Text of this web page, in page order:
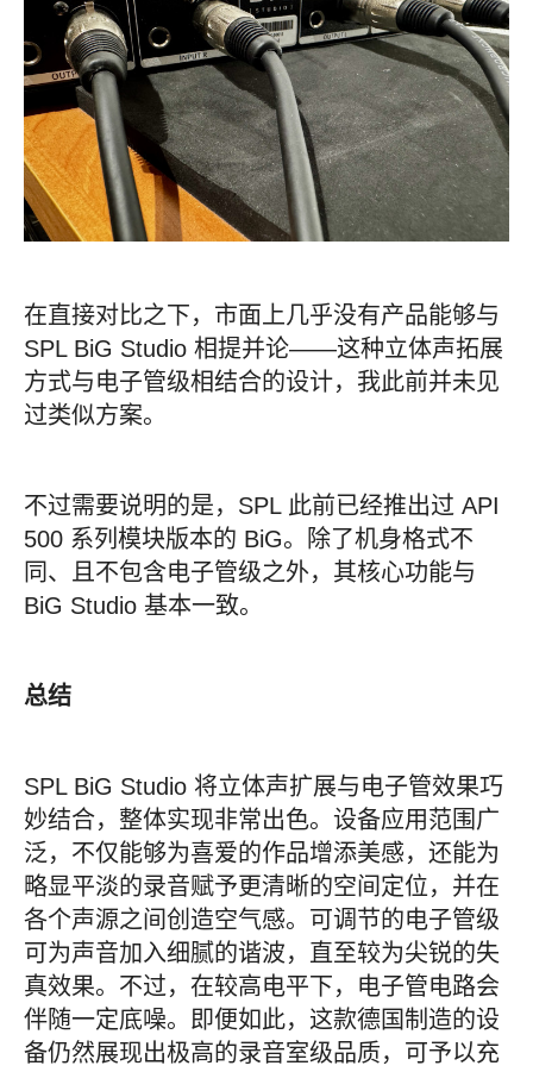
在直接对比之下，市面上几乎没有产品能够与
SPL BiG Studio 相提并论——这种立体声拓展
方式与电子管级相结合的设计，我此前并未见
过类似方案。
不过需要说明的是，SPL 此前已经推出过 API
500 系列模块版本的 BiG。除了机身格式不
同、且不包含电子管级之外，其核心功能与
BiG Studio 基本一致。
总结
SPL BiG Studio 将立体声扩展与电子管效果巧
妙结合，整体实现非常出色。设备应用范围广
泛，不仅能够为喜爱的作品增添美感，还能为
略显平淡的录音赋予更清晰的空间定位，并在
各个声源之间创造空气感。可调节的电子管级
可为声音加入细腻的谐波，直至较为尖锐的失
真效果。不过，在较高电平下，电子管电路会
伴随一定底噪。即便如此，这款德国制造的设
备仍然展现出极高的录音室级品质，可予以充